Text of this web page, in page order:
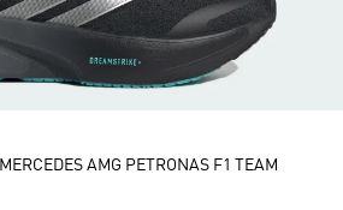
AMG PETRONAS F1 TEAM